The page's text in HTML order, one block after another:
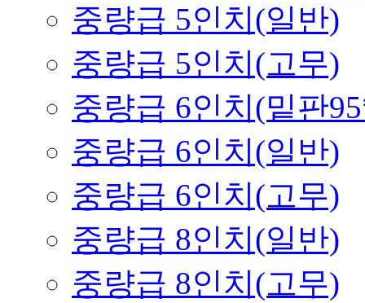
중량급 5인치(일반)
중량급 5인치(고무)
중량급 6인치(밑판
중량급 6인치(일반)
중량급 6인치(고무)
중량급 8인치(일반)
중량급 8인치(고무)